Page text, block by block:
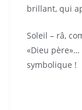
brillant, qui
Soleil – râ,
«Dieu
symbolique !